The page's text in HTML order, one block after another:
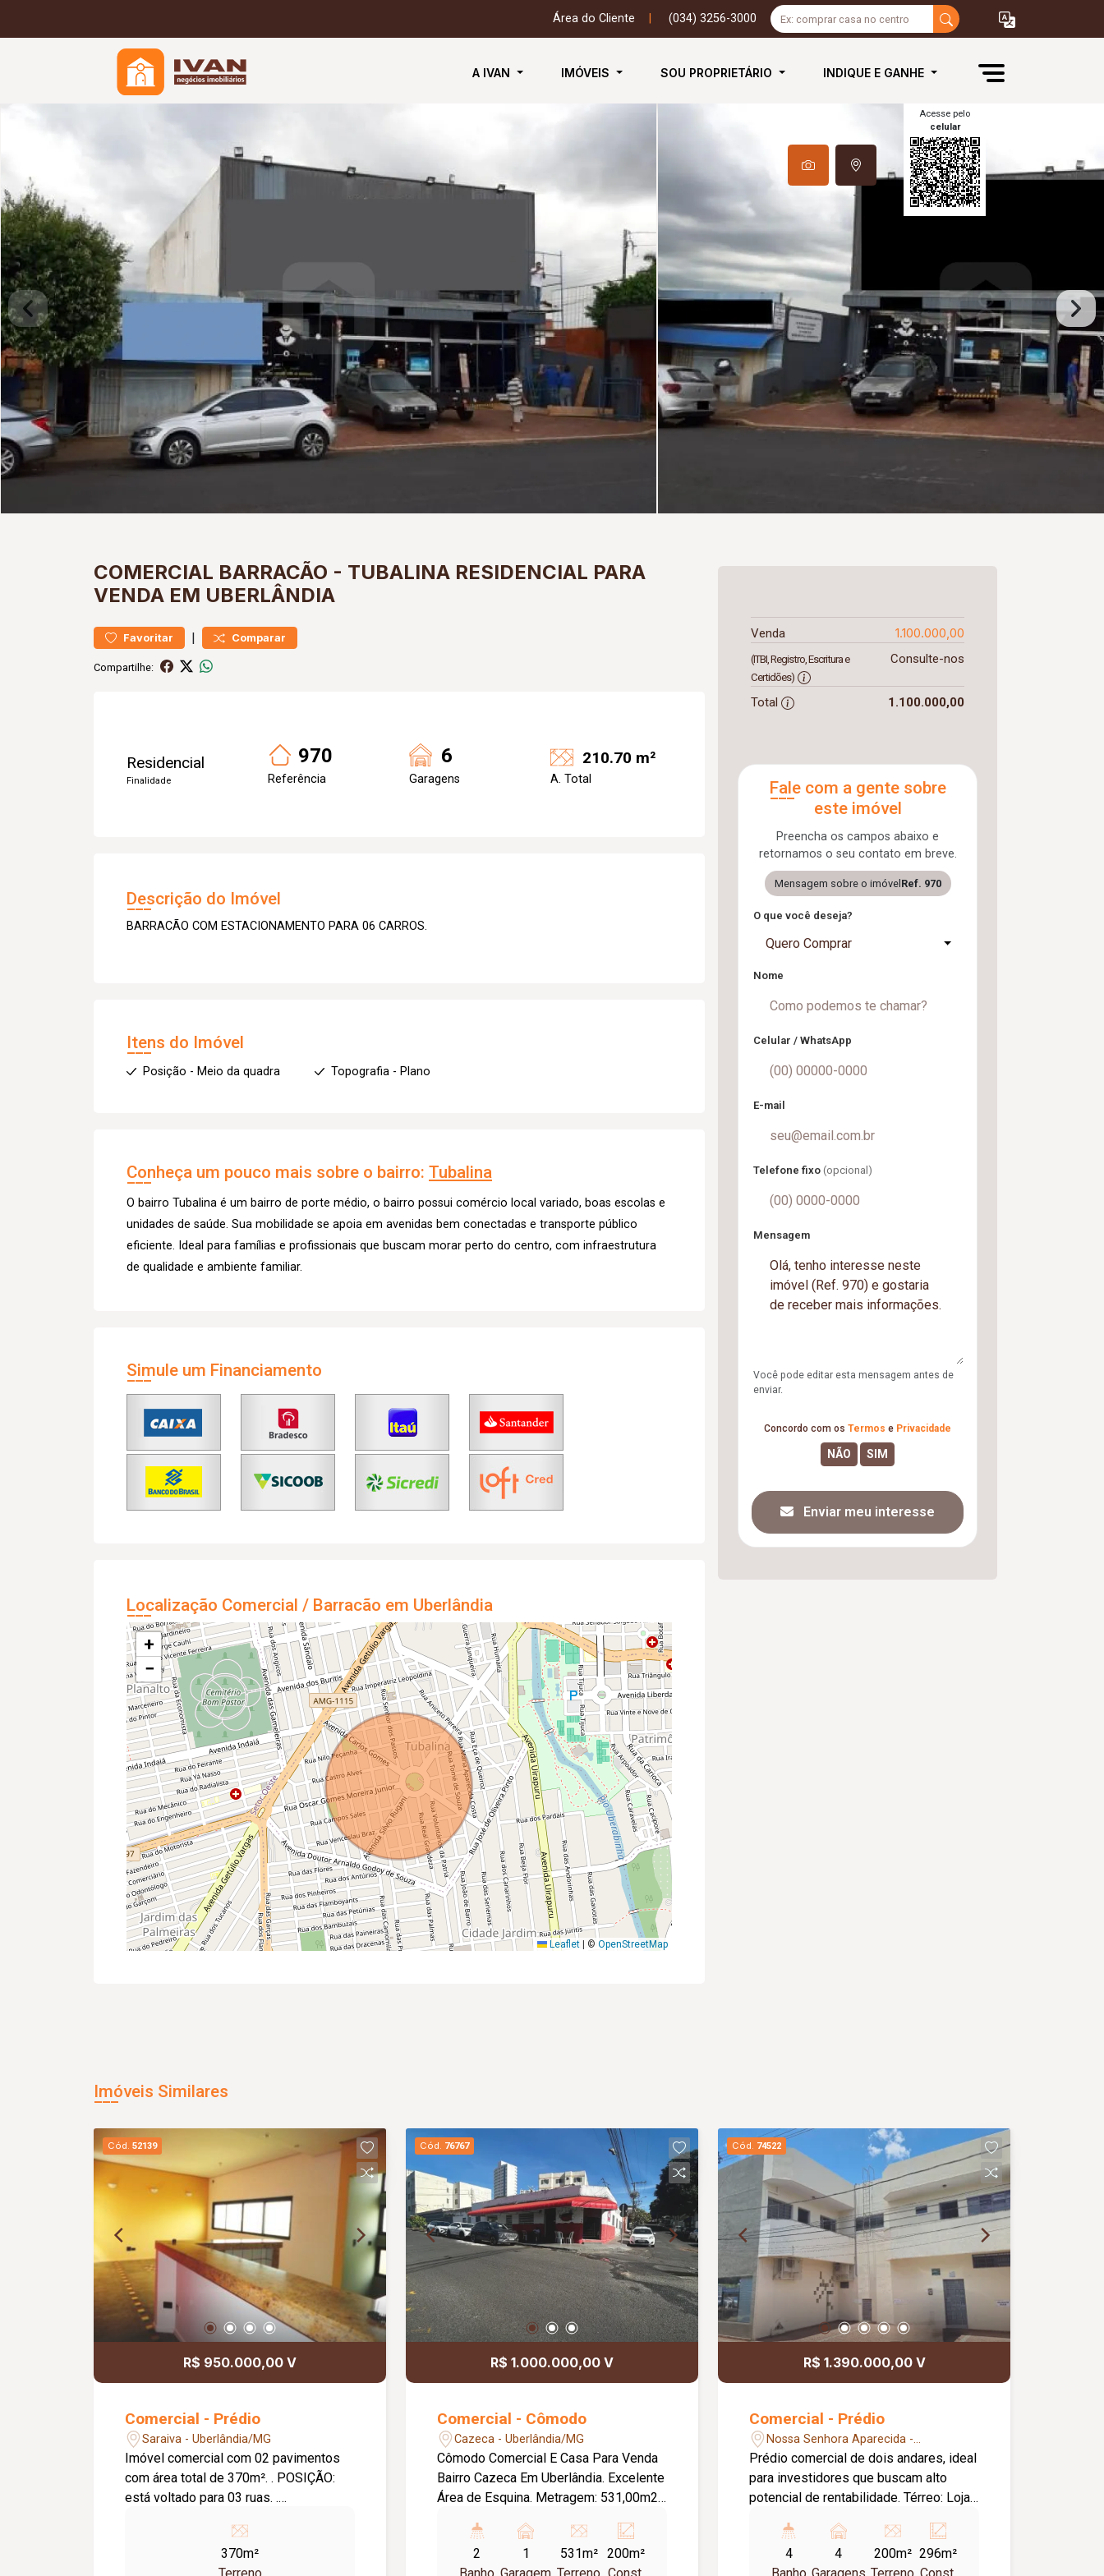
Área do Cliente (034) 3256-3000
A IVAN IMÓVEIS SOU PROPRIETÁRIO INDIQUE E GANHE
Acesse pelo
celular
COMERCIAL BARRACÃO - TUBALINA RESIDENCIAL PARA
VENDA EM UBERLÂNDIA
Favoritar | Comparar
Compartilhe:
Residencial
Finalidade
970
Referência
6
Garagens
210.70 m²
A. Total
Descrição do Imóvel
BARRACÃO COM ESTACIONAMENTO PARA 06 CARROS.
Itens do Imóvel
Posição - Meio da quadra Topografia - Plano
Conheça um pouco mais sobre o bairro: Tubalina
O bairro Tubalina é um bairro de porte médio, o bairro possui comércio local variado, boas escolas e
unidades de saúde. Sua mobilidade se apoia em avenidas bem conectadas e transporte público
eficiente. Ideal para famílias e profissionais que buscam morar perto do centro, com infraestrutura
de qualidade e ambiente familiar.
Simule um Financiamento
Localização Comercial / Barracão em Uberlândia
+
−
Leaflet © OpenStreetMap
Venda 1.100.000,00
(ITBI, Registro, Escritura e
Certidões)
Consulte-nos
Total 1.100.000,00
Fale com a gente sobre
este imóvel
Preencha os campos abaixo e
retornamos o seu contato em breve.
Mensagem sobre o imóvel Ref. 970
O que você deseja?
Quero Comprar
Nome
Celular / WhatsApp
E-mail
Telefone fixo (opcional)
Mensagem
Você pode editar esta mensagem antes de
enviar.
Concordo com os Termos e Privacidade
Enviar meu interesse
Imóveis Similares
Cód. 52139
R$ 950.000,00 V
Comercial - Prédio
Saraiva - Uberlândia/MG
Imóvel comercial com 02 pavimentos
com área total de 370m². . POSIÇÃO:
está voltado para 03 ruas. .
minutos do centro, da UFU, av. João
Naves e próximo aos condomínios da
370m²
Cód. 76767
R$ 1.000.000,00 V
Comercial - Cômodo
Cazeca - Uberlândia/MG
Cômodo Comercial E Casa Para Venda
Bairro Cazeca Em Uberlândia. Excelente
Área de Esquina. Metragem: 531,00m2,
Branco. Excelente para construção de
Prédio, Empresas, Clínicas.
2
1
531m² 200m²
Cód. 74522
R$ 1.390.000,00 V
Comercial - Prédio
Nossa Senhora Aparecida -
Uberlândia/MG
Prédio comercial de dois andares, ideal
para investidores que buscam alto
potencial de rentabilidade. Térreo: Loja
perfeita para comércio varejista,
serviços ou showroom. Pavimento
4
4
200m² 296m²